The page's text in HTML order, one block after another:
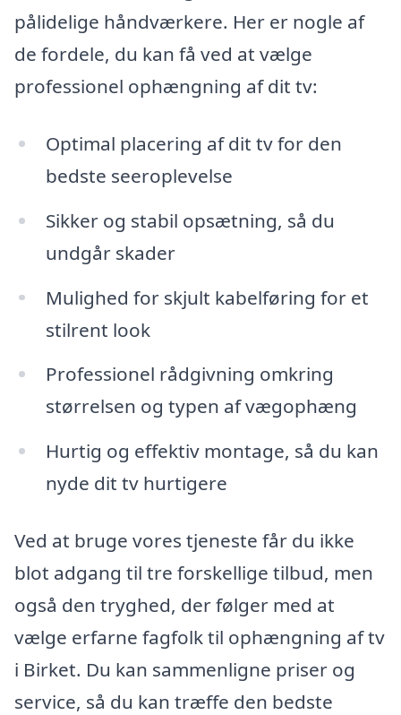
pålidelige håndværkere. Her er nogle af
de fordele, du kan få ved at vælge
professionel ophængning af dit tv:
Optimal placering af dit tv for den
bedste seeroplevelse
Sikker og stabil opsætning, så du
undgår skader
Mulighed for skjult kabelføring for et
stilrent look
Professionel rådgivning omkring
størrelsen og typen af vægophæng
Hurtig og effektiv montage, så du kan
nyde dit tv hurtigere
Ved at bruge vores tjeneste får du ikke
blot adgang til tre forskellige tilbud, men
også den tryghed, der følger med at
vælge erfarne fagfolk til ophængning af tv
i Birket. Du kan sammenligne priser og
service, så du kan træffe den bedste